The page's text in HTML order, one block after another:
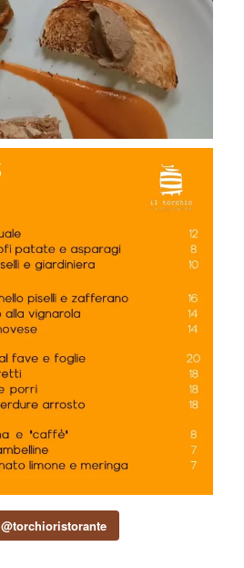
@torchioristorante